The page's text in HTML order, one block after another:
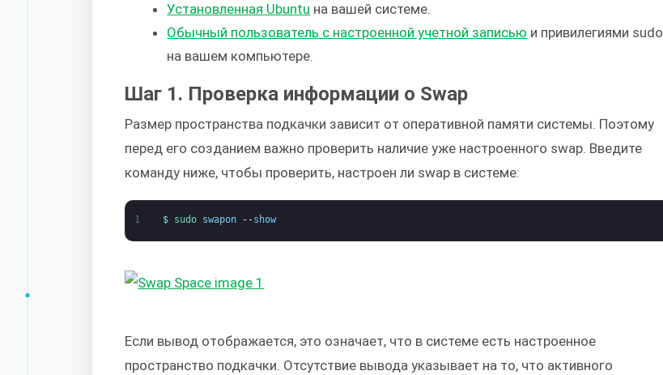
Установленная Ubuntu на вашей системе.
Обычный пользователь с настроенной учетной записью и привилегиями sudo
на вашем компьютере.
Шаг 1. Проверка информации о Swap
Размер пространства подкачки зависит от оперативной памяти системы. Поэтому
перед его созданием важно проверить наличие уже настроенного swap. Введите
команду ниже, чтобы проверить, настроен ли swap в системе:
1 $ sudo swapon --show
Если вывод отображается, это означает, что в системе есть настроенное
пространство подкачки. Отсутствие вывода указывает на то, что активного